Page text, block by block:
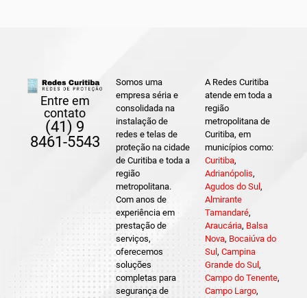
Entre em
contato
(41) 9
8461-5543
Somos uma
empresa séria e
consolidada na
instalação de
redes e telas de
proteção na cidade
de Curitiba e toda a
região
metropolitana.
Com anos de
experiência em
prestação de
serviços,
oferecemos
soluções
completas para
segurança de
A Redes Curitiba
atende em toda a
região
metropolitana de
Curitiba, em
municípios como:
Curitiba,
Adrianópolis,
Agudos do Sul ,
Almirante
Tamandaré,
Araucária, Balsa
Nova, Bocaiúva do
Sul , Campina
Grande do Sul ,
Campo do Tenente,
Campo Largo,